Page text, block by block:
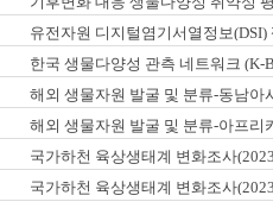
유전자원 디지털염기서열정보
년)
한국 생물다양성 관측 네트워크 (K-
해외 생물자원 발굴 및 분류-동남아
해외 생물자원 발굴 및 분류-아프리
국가하천 육상생태계 변화조사
국가하천 육상생태계 변화조사